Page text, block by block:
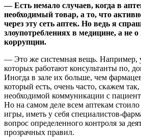
— Есть немало случаев, когда в
необходимый товар, а то, что
через эту сеть аптек. Но ведь я
злоупотреблениях в медицине, а не
коррупции.
— Это же системная вещь. Например, у
которых работают консультанты по,
Иногда в зале их больше, чем
который есть, очень часто, скажем
необходимой коммуникации с
Но на самом деле всем аптекам
игры, иметь у себя специалистов-
вопрос определенного контроля за
прозрачных правил.